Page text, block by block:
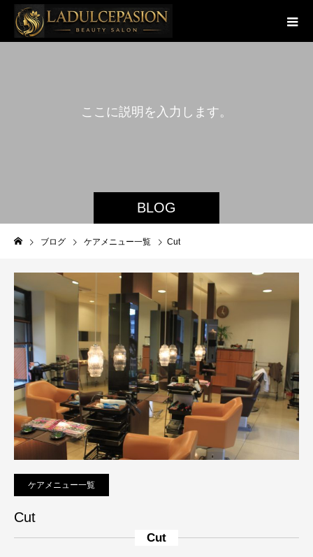
BLOG
こ こ に説明 を 入 力 し ま す。
ブログ ケアメニュー一覧 Cut
ケアメニュー一覧
Cut
Cut